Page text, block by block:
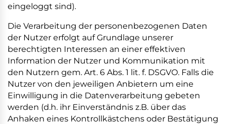
eingeloggt sind).
Die Verarbeitung der personenbezogenen Daten
der Nutzer erfolgt auf Grundlage unserer
berechtigten Interessen an einer effektiven
Information der Nutzer und Kommunikation mit
den Nutzern gem. Art. 6 Abs. 1 lit. f. DSGVO. Falls die
Nutzer von den jeweiligen Anbietern um eine
Einwilligung in die Datenverarbeitung gebeten
werden (d.h. ihr Einverständnis z.B. über das
Anhaken eines Kontrollkästchens oder Bestätigung